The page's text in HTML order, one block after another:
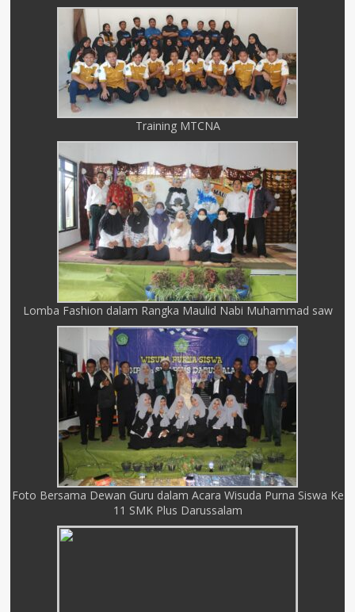
Training MTCNA
Lomba Fashion dalam Rangka Maulid Nabi Muhammad saw
Foto Bersama Dewan Guru dalam Acara Wisuda Purna Siswa Ke
11 SMK Plus Darussalam